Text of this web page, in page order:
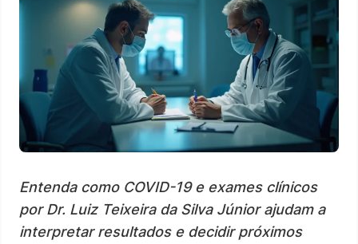
Entenda como COVID-19 e exames clínicos
por Dr. Luiz Teixeira da Silva Júnior ajudam a
interpretar resultados e decidir próximos